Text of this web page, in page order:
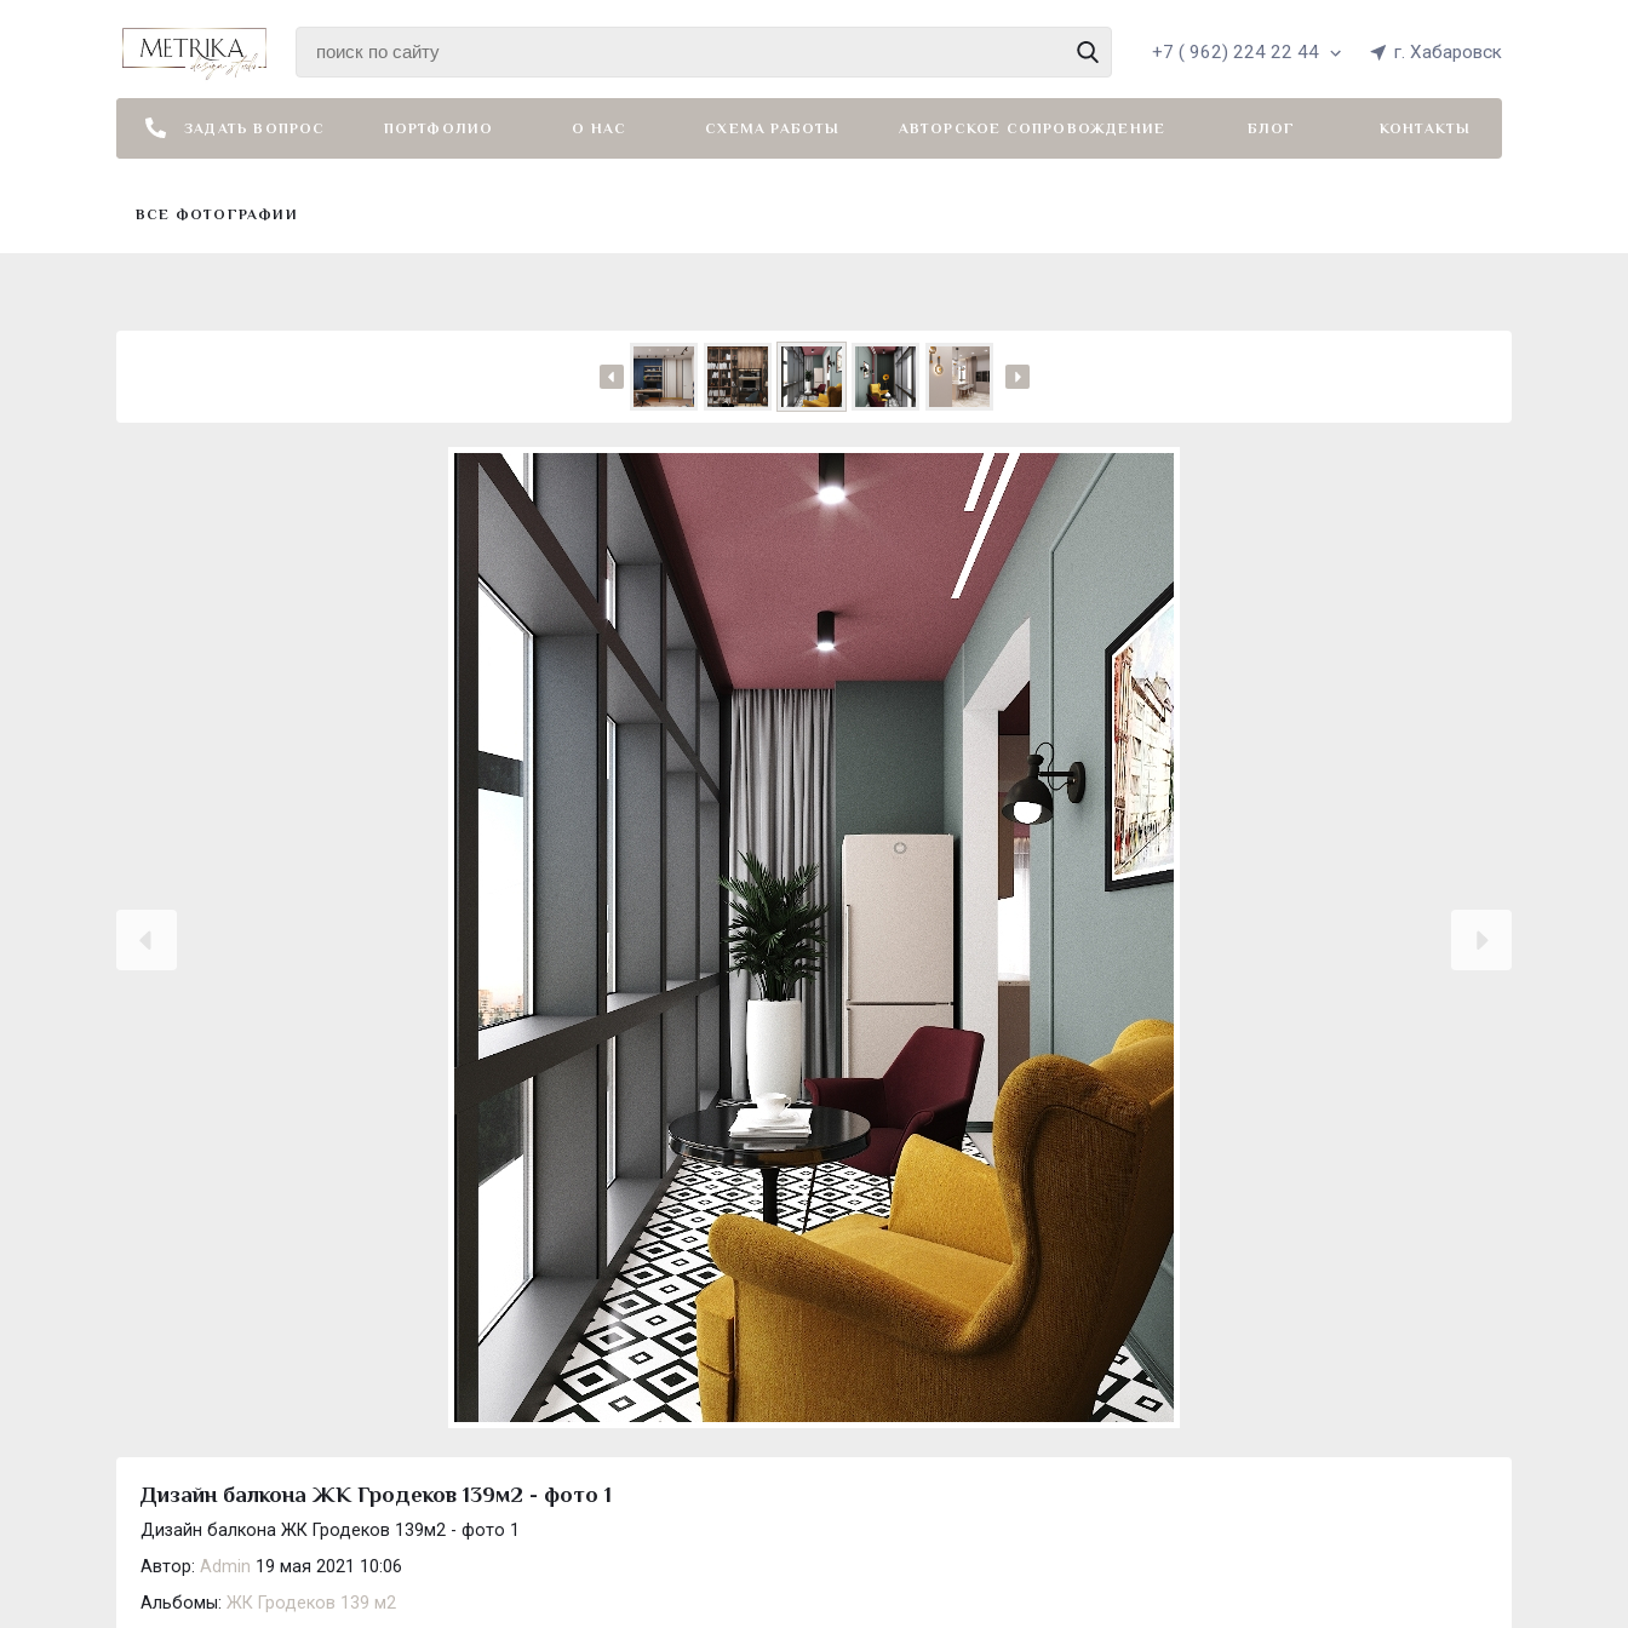
+7 ( 962) 224 22 44 г. Хабаровск
ЗАДАТЬ ВОПРОС ПОРТФОЛИО О НАС СХЕМА РАБОТЫ АВТОРСКОЕ СОПРОВОЖДЕНИЕ БЛОГ КОНТАКТЫ
ВСЕ ФОТОГРАФИИ
Дизайн балкона ЖК Гродеков 139м2 - фото 1
Дизайн балкона ЖК Гродеков 139м2 - фото 1
Автор: Admin 19 мая 2021 10:06
Альбомы: ЖК Гродеков 139 м2